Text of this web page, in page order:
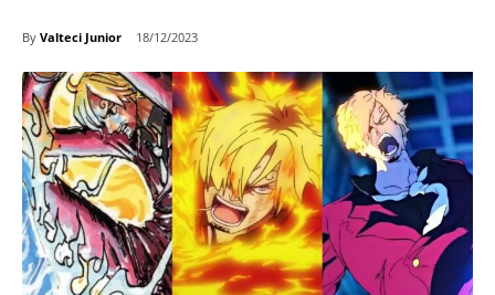
By Valteci Junior 18/12/2023